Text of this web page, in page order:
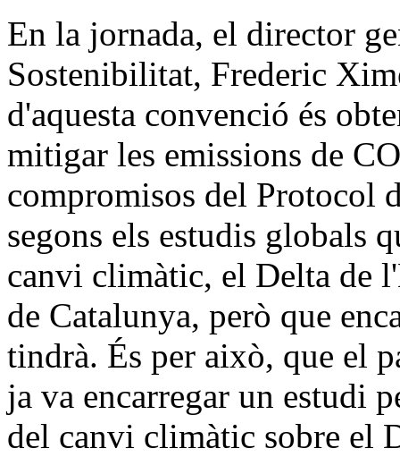
En la jornada, el director
Sostenibilitat, Frederic
d'aquesta convenció és
mitigar les emissions de
compromisos del Protocol
segons els estudis globals
canvi climàtic, el Delta de
de Catalunya, però que
tindrà. És per això, que el
ja va encarregar un estudi
del canvi climàtic sobre el